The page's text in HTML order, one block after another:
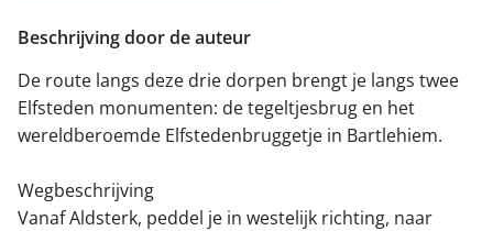
Beschrijving door de auteur
De route langs deze drie dorpen brengt je langs twee
Elfsteden monumenten: de tegeltjesbrug en het
wereldberoemde Elfstedenbruggetje in Bartlehiem.
Wegbeschrijving
Vanaf Aldsterk, peddel je in westelijk richting, naar